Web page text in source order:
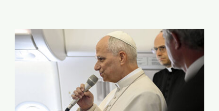
und
Dissens